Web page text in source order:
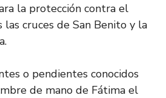
la protección contra el
las cruces de San Benito y la
o pendientes conocidos
de mano de Fátima el